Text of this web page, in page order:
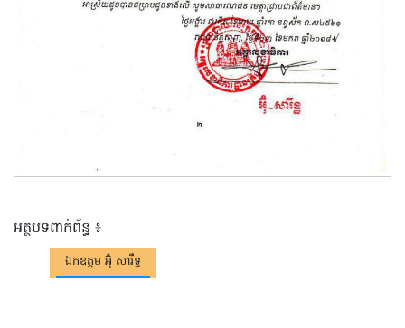
អត្ថបទពាក់ព័ន្ធ ៖
ឯកឧត្តម អ៊ុំ សារឹទ្ធ